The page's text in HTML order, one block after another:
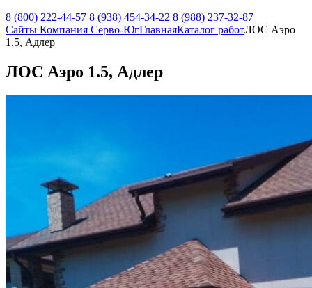
8 (800) 222-44-57 8 (938) 454-34-22 8 (988) 237-32-87
Сайты Компания Серво-ЮгГлавнаяКаталог работЛОС Аэро
1.5, Адлер
ЛОС Аэро 1.5, Адлер